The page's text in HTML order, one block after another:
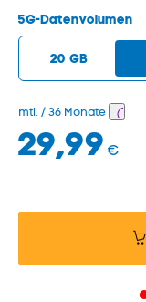
5G-Datenvolumen
20 GB
mtl. / 36 Monate
29,99 €